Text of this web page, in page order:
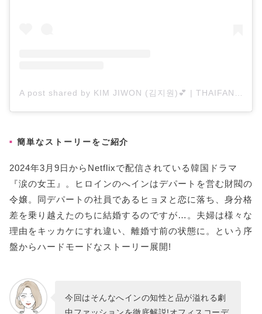
簡単なストーリーをご紹介
2024年3月9日からNetflixで配信されている韓国ドラマ
『涙の女王』。ヒロインのへインはデパートを営む財閥の
令嬢。同デパートの社員であるヒョヌと恋に落ち、身分格
差を乗り越えたのちに結婚するのですが…。夫婦は様々な
理由をキッカケにすれ違い、離婚寸前の状態に。という序
盤からハードモードなストーリー展開!
今回はそんなへインの知性と品が溢れる劇